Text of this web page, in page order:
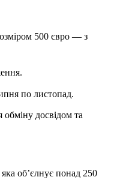
500 євро — з
по листопад.
обміну досвідом та
об’єлнує понад 250